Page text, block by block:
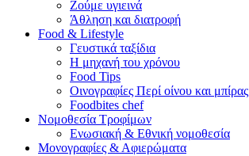
Ζούμε υγιεινά
Άθληση και διατροφή
Food & Lifestyle
Γευστικά ταξίδια
Η μηχανή του χρόνου
Food Tips
Οινογραφίες Περί οίνου και μπίρας
Foodbites chef
Νομοθεσία Τροφίμων
Ενωσιακή & Εθνική νομοθεσία
Μονογραφίες & Αφιερώματα